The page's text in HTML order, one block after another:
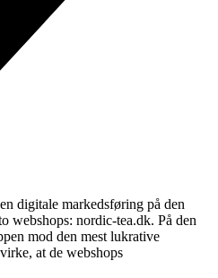
digitale markedsføring på den
webshops: nordic-tea.dk. På den
mod den mest lukrative
at de webshops